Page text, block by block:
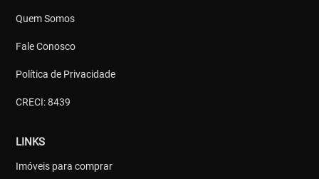
Quem Somos
Fale Conosco
Política de Privacidade
CRECI: 8439
LINKS
Imóveis para comprar